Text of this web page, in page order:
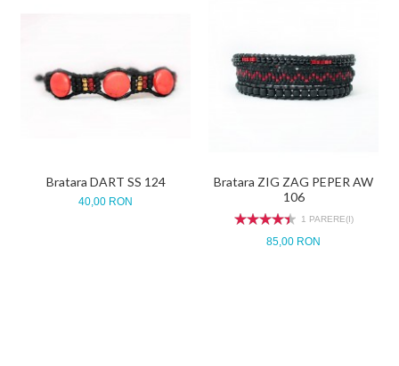
Bratara DART SS 124
40,00 RON
Bratara ZIG ZAG PEPER AW
106
1 PARERE(I)
85,00 RON